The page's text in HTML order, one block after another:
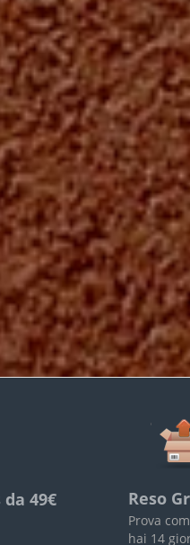
49€ Reso
Prova
hai 14